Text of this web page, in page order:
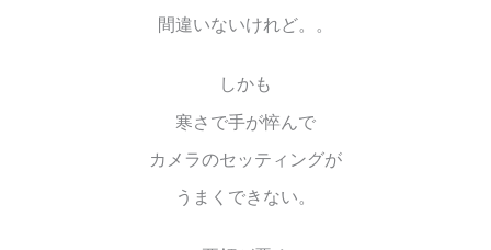
間違いないけれど。。
しかも
寒さで手が悴んで
カメラのセッティングが
うまくできない。